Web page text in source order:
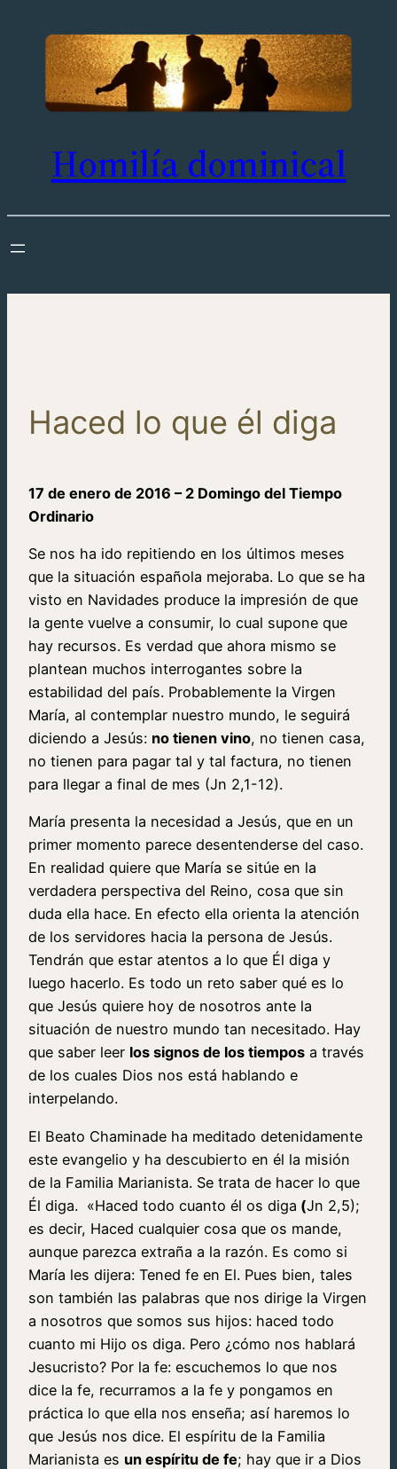
contenido
Homilía dominical
Haced lo que él diga
17 de enero de 2016 – 2 Domingo del Tiempo
Ordinario
Se nos ha ido repitiendo en los últimos meses
que la situación española mejoraba. Lo que se ha
visto en Navidades produce la impresión de que
la gente vuelve a consumir, lo cual supone que
hay recursos. Es verdad que ahora mismo se
plantean muchos interrogantes sobre la
estabilidad del país. Probablemente la Virgen
María, al contemplar nuestro mundo, le seguirá
diciendo a Jesús: no tienen vino, no tienen casa,
no tienen para pagar tal y tal factura, no tienen
para llegar a final de mes (Jn 2,1-12).
María presenta la necesidad a Jesús, que en un
primer momento parece desentenderse del caso.
En realidad quiere que María se sitúe en la
verdadera perspectiva del Reino, cosa que sin
duda ella hace. En efecto ella orienta la atención
de los servidores hacia la persona de Jesús.
Tendrán que estar atentos a lo que Él diga y
luego hacerlo. Es todo un reto saber qué es lo
que Jesús quiere hoy de nosotros ante la
situación de nuestro mundo tan necesitado. Hay
que saber leer los signos de los tiempos a través
de los cuales Dios nos está hablando e
interpelando.
El Beato Chaminade ha meditado detenidamente
este evangelio y ha descubierto en él la misión
de la Familia Marianista. Se trata de hacer lo que
Él diga. «Haced todo cuanto él os diga (Jn 2,5);
es decir, Haced cua­lquier cosa que os mande,
aunque parezca extraña a la ra­zón. Es como si
María les dijera: Tened fe en El. Pues bien, tales
son también las palabras que nos dirige la Virgen
a nosotros que somos sus hijos: haced todo
cuanto mi Hijo os diga. Pero ¿cómo nos hablará
Jesucristo? Por la fe: escuchemos lo que nos
dice la fe, recurramos a la fe y pongamos en
práctica lo que ella nos enseña; así haremos lo
que Jesús nos dice. El espíritu de la Familia
Marianista es un espíritu de fe; hay que ir a Dios